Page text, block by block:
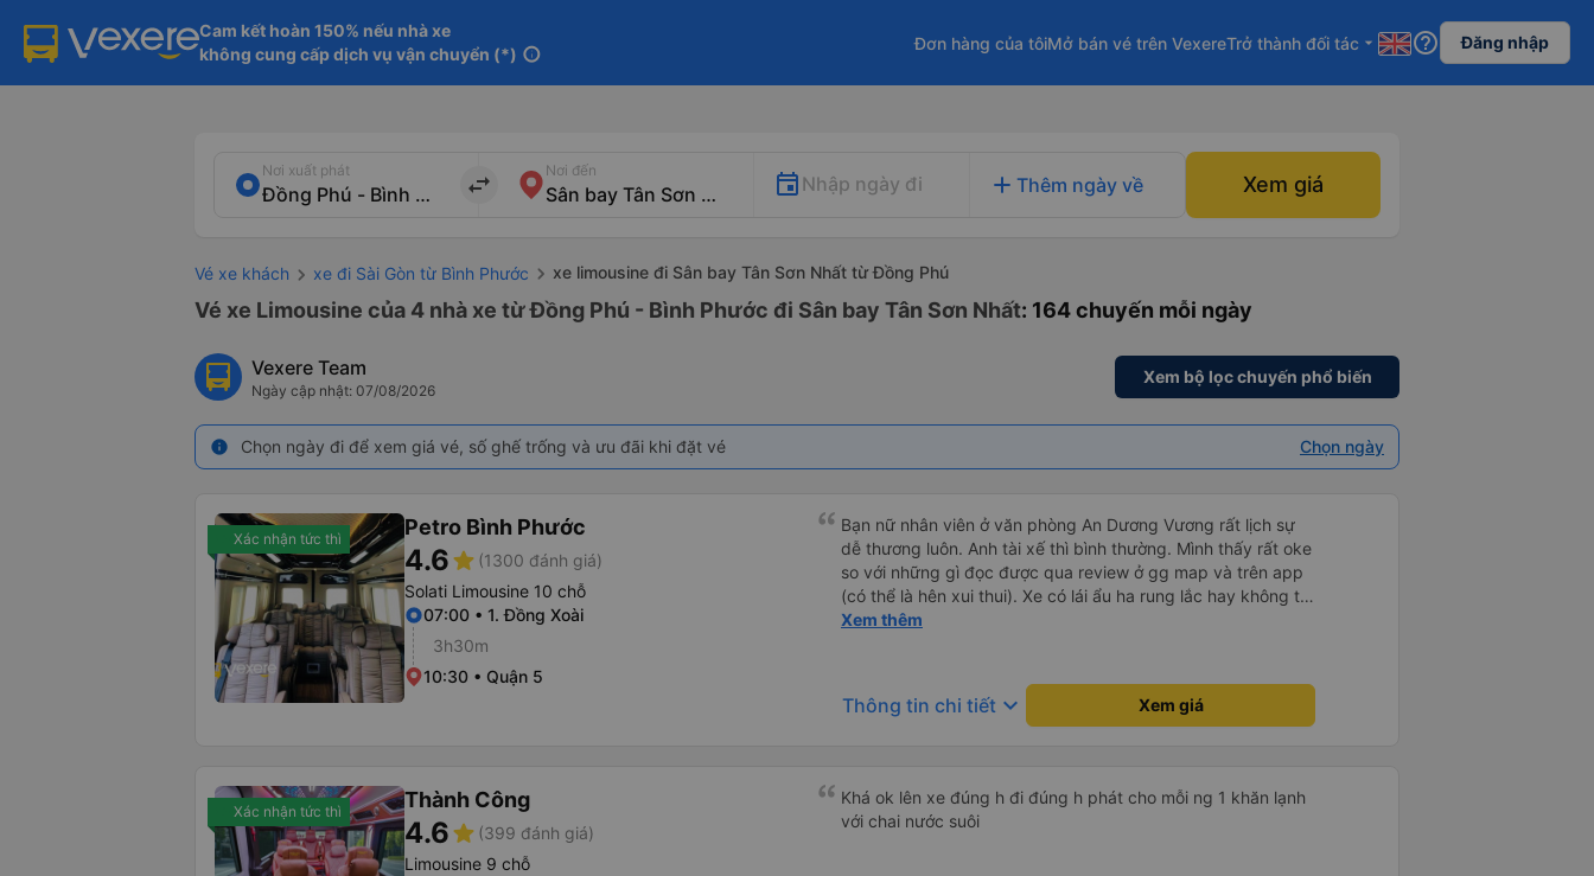
Cam kết hoàn 150% nếu nhà xe
không cung cấp dịch vụ vận chuyển (*) info
Đơn hàng của tôiMở bán vé trên VexereTrở thành đối tác arrow_drop_down help_outline Đăng nhập
Nơi xuất phát
import_export
Nơi đến
Nhập ngày đi add Thêm ngày về Xem giá
Vé xe khách xe đi Sài Gòn từ Bình Phước xe limousine đi Sân bay Tân Sơn Nhất từ Đồng Phú
Vé xe Limousine của 4 nhà xe từ Đồng Phú - Bình Phước đi Sân bay Tân Sơn Nhất: 164 chuyến mỗi ngày
Vexere Team
Ngày cập nhật: 07/08/2026
Xem bộ lọc chuyến phổ biến
info Chọn ngày đi để xem giá vé, số ghế trống và ưu đãi khi đặt vé Chọn ngày
Xác nhận tức thì Petro Bình Phước
4.6star (1300 đánh giá)
Solati Limousine 10 chỗ
07:00 • 1. Đồng Xoài
3h30m
10:30 • Quận 5
Bạn nữ nhân viên ở văn phòng An Dương Vương rất lịch sự
dễ thương luôn. Anh tài xế thì bình thường. Mình thấy rất oke
so với những gì đọc được qua review ở gg map và trên app
(có thể là hên xui thui). Xe có lái ẩu ha rung lắc hay không thì
cũng ko rõ tại mình say xe nên ngủ ko à
Xem thêm
Thông tin chi tiết keyboard_arrow_down Xem giá
Xác nhận tức thì Thành Công
4.6star (399 đánh giá)
Limousine 9 chỗ
Khá ok lên xe đúng h đi đúng h phát cho mỗi ng 1 khăn lạnh
với chai nước suôi